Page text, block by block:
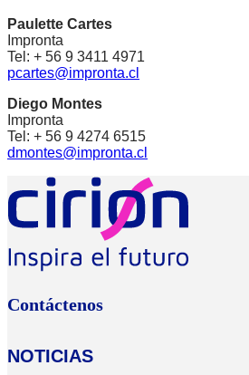
Paulette Cartes
Impronta
Tel: + 56 9 3411 4971
pcartes@impronta.cl
Diego Montes
Impronta
Tel: + 56 9 4274 6515
dmontes@impronta.cl
Contáctenos
NOTICIAS